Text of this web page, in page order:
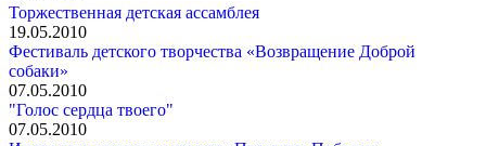
Торжественная детская ассамблея
19.05.2010
Фестиваль детского творчества «Возвращение Доброй
собаки»
07.05.2010
"Голос сердца твоего"
07.05.2010